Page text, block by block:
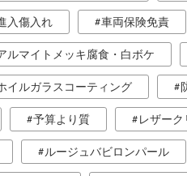
入傷入れ 車両保険免責
ルマイトメッキ腐食・白ボケ
イルガラスコーティング
予算より質 レザー
ルージュバビロンパール